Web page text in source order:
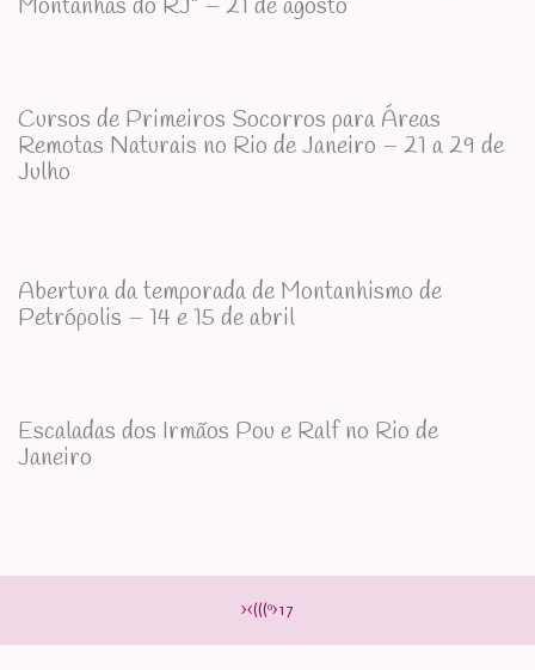
Montanhas do RJ” – 21 de agosto
Cursos de Primeiros Socorros para Áreas
Remotas Naturais no Rio de Janeiro – 21 a 29 de
Julho
Abertura da temporada de Montanhismo de
Petrópolis – 14 e 15 de abril
Escaladas dos Irmãos Pou e Ralf no Rio de
Janeiro
><(((º>17